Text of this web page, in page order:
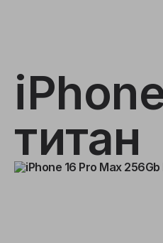
титан